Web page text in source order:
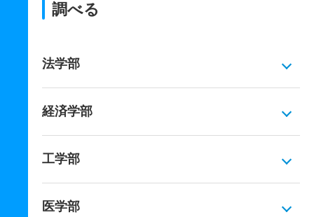
調べる
法学部
経済学部
工学部
医学部